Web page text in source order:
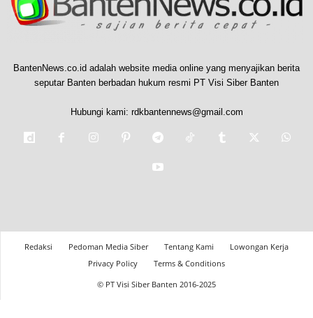
BantenNews.co.id adalah website media online yang menyajikan berita
seputar Banten berbadan hukum resmi PT Visi Siber Banten
Hubungi kami: rdkbantennews@gmail.com
Redaksi Pedoman Media Siber Tentang Kami
Lowongan Kerja
Privacy Policy
Terms & Conditions
© PT Visi Siber Banten 2016-2025